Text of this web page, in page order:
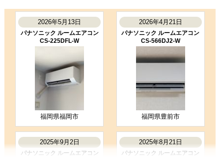
ても良かったです。ありがとうござ
いました。
（ご本人様より）
工事満足度 ★★★★★ 受注満足度 ★★★☆☆
購入の決め手
商品選定がしやすかった
工事に安心感を感じた
2026年5月13日
パナソニック ルームエアコン
CS-225DFL-W
福岡県福岡市
2026年4月21日
パナソニック ルームエアコン
CS-566DJ2-W
福岡県豊前市
2025年9月2日
パナソニック ルームエアコン
2025年8月21日
パナソニック ルームエアコン